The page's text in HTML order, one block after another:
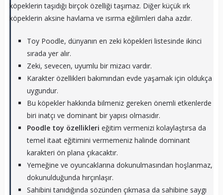
köpeklerin taşıdığı birçok özelliği taşımaz. Diğer küçük ırk
köpeklerin aksine havlama ve ısırma eğilimleri daha azdır.
Toy Poodle, dünyanın en zeki köpekleri listesinde ikinci
sırada yer alır.
Zeki, sevecen, uyumlu bir mizacı vardır.
Karakter özellikleri bakımından evde yaşamak için oldukça
uygundur.
Bu köpekler hakkında bilmeniz gereken önemli etkenlerde
biri inatçı ve dominant bir yapısı olmasıdır.
Poodle toy özellikleri eğitim vermenizi kolaylaştırsa da
temel itaat eğitimini vermemeniz halinde dominant
karakteri ön plana çıkacaktır.
Yemeğine ve oyuncaklarına dokunulmasından hoşlanmaz,
dokunulduğunda hırçınlaşır.
Sahibini tanıdığında sözünden çıkmasa da sahibine saygı